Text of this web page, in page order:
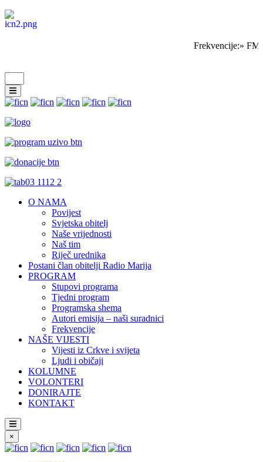
Frekvencije:»
O NAMA
Povijest
Svjetska obitelj
Naše vrijednosti
Naš tim
Riječ urednika
Postani član obitelji Radio Marija
PROGRAM
Stupovi programa
Tjedni program
Programska shema
Autori emisija – naši suradnici
Frekvencije
NAŠE VIJESTI
Vijesti iz Crkve i svijeta
Ljudi i običaji
KOLUMNE
VOLONTERI
DONIRAJTE
KONTAKT
×